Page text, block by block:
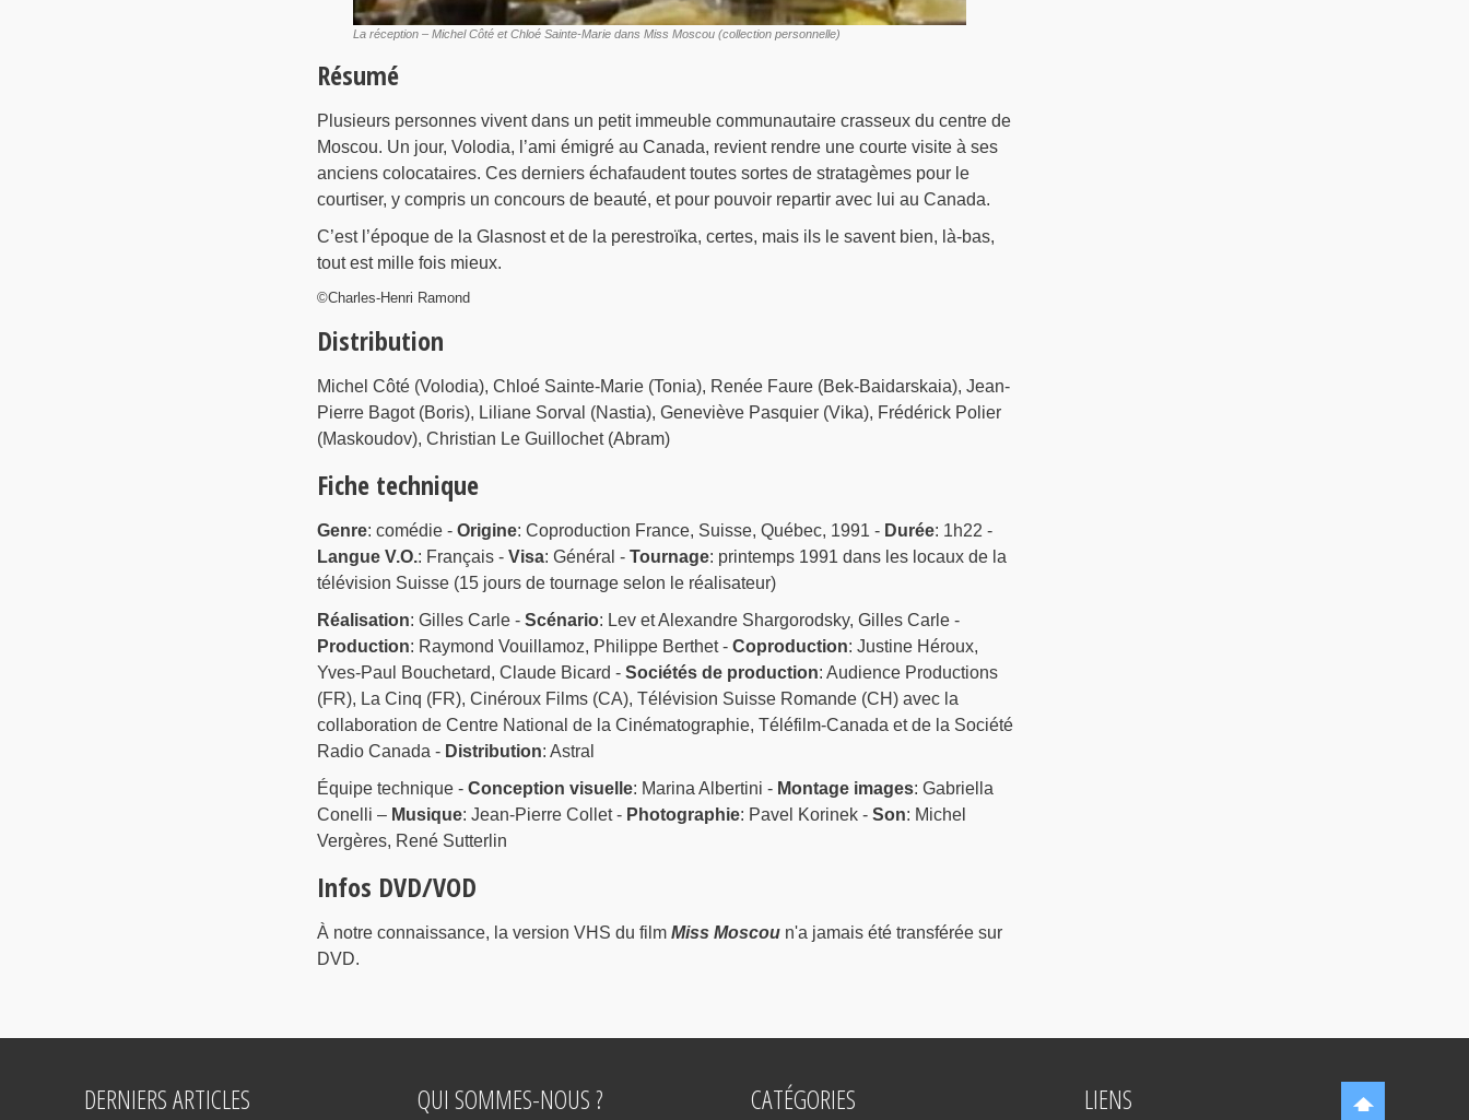
La réception – Michel Côté et Chloé Sainte-Marie dans Miss Moscou (collection personnelle)
Résumé
Plusieurs personnes vivent dans un petit immeuble communautaire crasseux du centre de
Moscou. Un jour, Volodia, l’ami émigré au Canada, revient rendre une courte visite à ses
anciens colocataires. Ces derniers échafaudent toutes sortes de stratagèmes pour le
courtiser, y compris un concours de beauté, et pour pouvoir repartir avec lui au Canada.
C’est l’époque de la Glasnost et de la perestroïka, certes, mais ils le savent bien, là-bas,
tout est mille fois mieux.
©Charles-Henri Ramond
Distribution
Michel Côté (Volodia), Chloé Sainte-Marie (Tonia), Renée Faure (Bek-Baidarskaia), Jean-
Pierre Bagot (Boris), Liliane Sorval (Nastia), Geneviève Pasquier (Vika), Frédérick Polier
(Maskoudov), Christian Le Guillochet (Abram)
Fiche technique
Genre: comédie - Origine: Coproduction France, Suisse, Québec, 1991 - Durée: 1h22 -
Langue V.O.: Français - Visa: Général - Tournage: printemps 1991 dans les locaux de la
télévision Suisse (15 jours de tournage selon le réalisateur)
Réalisation: Gilles Carle - Scénario: Lev et Alexandre Shargorodsky, Gilles Carle -
Production: Raymond Vouillamoz, Philippe Berthet - Coproduction: Justine Héroux,
Yves-Paul Bouchetard, Claude Bicard - Sociétés de production: Audience Productions
(FR), La Cinq (FR), Cinéroux Films (CA), Télévision Suisse Romande (CH) avec la
collaboration de Centre National de la Cinématographie, Téléfilm-Canada et de la Société
Radio Canada - Distribution: Astral
Équipe technique - Conception visuelle: Marina Albertini - Montage images: Gabriella
Conelli – Musique: Jean-Pierre Collet - Photographie: Pavel Korinek - Son: Michel
Vergères, René Sutterlin
Infos DVD/VOD
À notre connaissance, la version VHS du film Miss Moscoun'a jamais été transférée sur
DVD.
DERNIERS ARTICLES QUI SOMMES-NOUS ? CATÉGORIES LIENS